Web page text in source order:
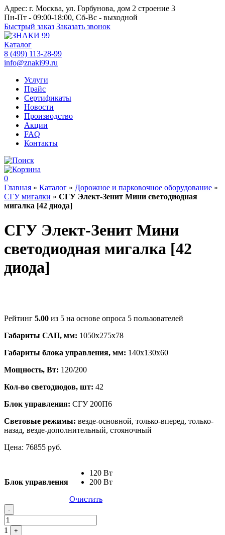
Адрес: г. Москва, ул. Горбунова, дом 2 строение 3
Пн-Пт - 09:00-18:00, Сб-Вс - выходной
Быстрый заказ Заказать звонок
Каталог
8 (499) 113-28-99
info@znaki99.ru
Услуги
Прайс
Сертификаты
Новости
Производство
Акции
FAQ
Контакты
0
Главная » Каталог » Дорожное и парковочное оборудование »
СГУ мигалки » СГУ Элект-Зенит Мини светодиодная
мигалка [42 диода]
СГУ Элект-Зенит Мини
светодиодная мигалка [42
диода]
Рейтинг 5.00 из 5 на основе опроса 5 пользователей
Габариты САП, мм: 1050х275х78
Габариты блока управления, мм: 140х130х60
Мощность, Вт: 120/200
Кол-во светодиодов, шт: 42
Блок управления: СГУ 200П6
Световые режимы: везде-основной, только-вперед, только-
назад, везде-дополнительный, стояночный
Цена: 76855 руб.
Блок управления
120 Вт
200 Вт
Очистить
Quantity
-
1
+